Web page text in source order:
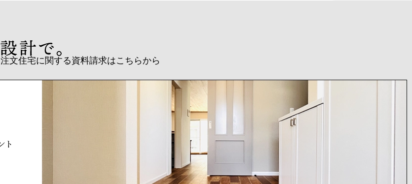
注文住宅に関する資料請求はこちらから